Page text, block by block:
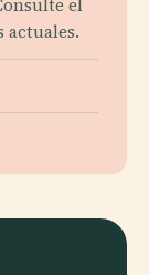
el
actuales.